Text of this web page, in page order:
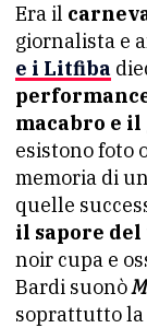
Era il
giornalista e
e i Litfiba
macabro e
esistono foto
memoria di
quelle
il sapore
noir cupa e
Bardi suonò
soprattutto la